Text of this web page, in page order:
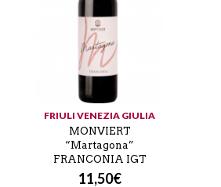
FRIULI VENEZIA GIULIA
MONVIERT
“Martagona”
FRANCONIA IGT
11,50€